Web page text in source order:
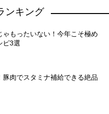
ンキング
ゃもったいない！今年こそ極め
ピ3選
豚肉でスタミナ補給できる絶品